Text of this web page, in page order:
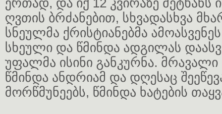
ერთად, და იქ 12 კვირაზე მეტხანს
ღვთის ბრძანებით, სხვადასხვა
სნეულმა ქრისტიანებმა
სხეული და წმინდა ადგილას
უფალმა ისინი განკურნა.
წმინდა ანდრიამ და დღესაც
მორწმუნეებს, წმინდა ხატების